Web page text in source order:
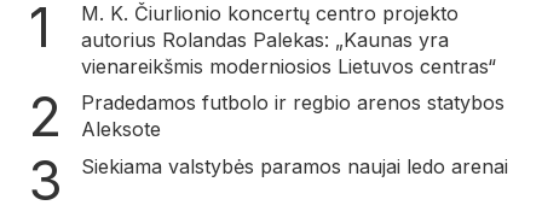
M. K. Čiurlionio koncertų centro projekto
autorius Rolandas Palekas: „Kaunas yra
vienareikšmis moderniosios Lietuvos centras“
Pradedamos futbolo ir regbio arenos statybos
Aleksote
Siekiama valstybės paramos naujai ledo arenai